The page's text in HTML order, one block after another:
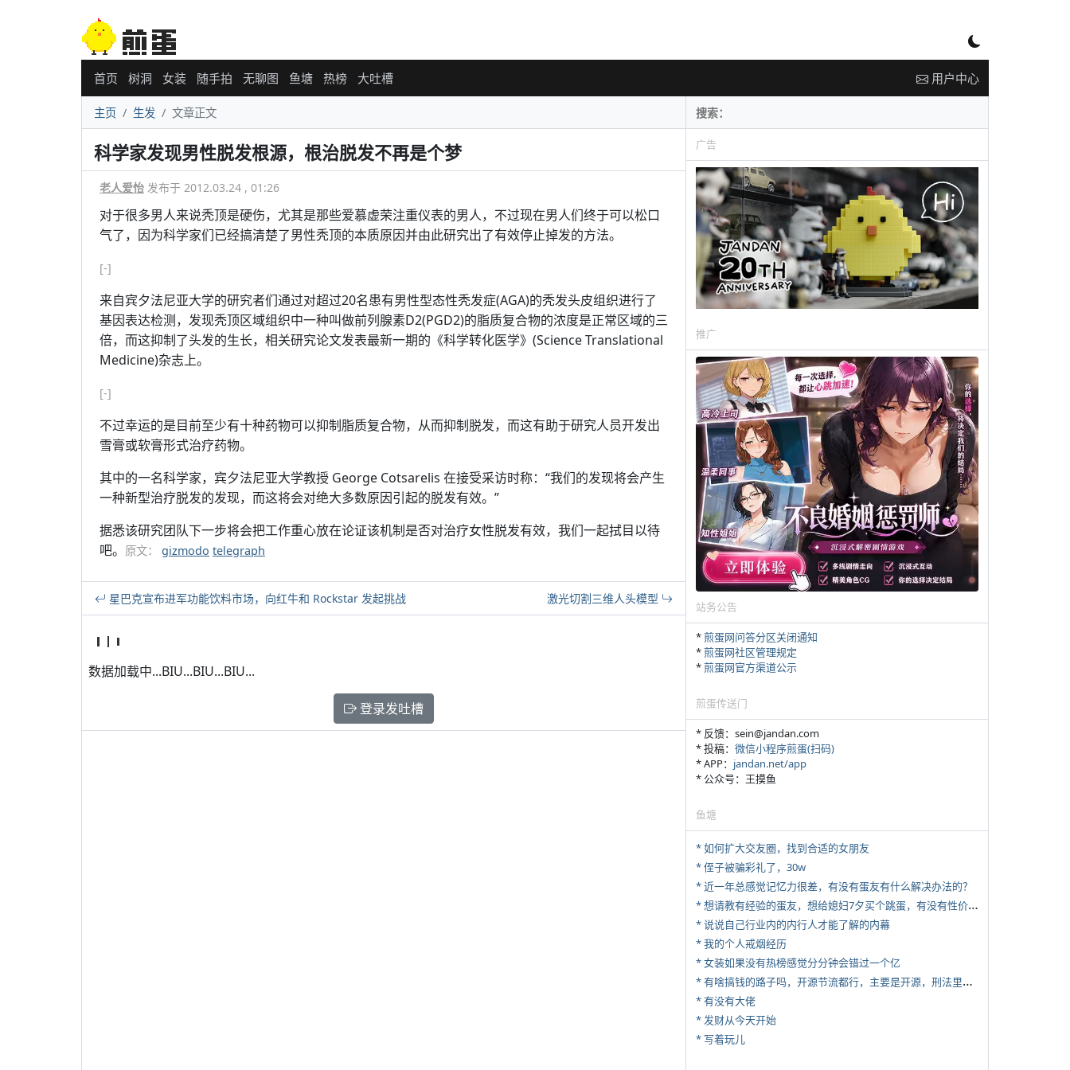
首页 树洞 女装 随手拍 无聊图 鱼塘 热榜 大吐槽 用户中心
主页 生发 文章正文
科学家发现男性脱发根源，根治脱发不再是个梦
老人爱怡 发布于 2012.03.24 , 01:26
对于很多男人来说秃顶是硬伤，尤其是那些爱慕虚荣注重仪表的男人，不过现在男人们终于可以松口
气了，因为科学家们已经搞清楚了男性秃顶的本质原因并由此研究出了有效停止掉发的方法。
[-]
来自宾夕法尼亚大学的研究者们通过对超过20名患有男性型态性秃发症(AGA)的秃发头皮组织进行了
基因表达检测，发现秃顶区域组织中一种叫做前列腺素D2(PGD2)的脂质复合物的浓度是正常区域的三
倍，而这抑制了头发的生长，相关研究论文发表最新一期的《科学转化医学》(Science Translational
Medicine)杂志上。
[-]
不过幸运的是目前至少有十种药物可以抑制脂质复合物，从而抑制脱发，而这有助于研究人员开发出
雪膏或软膏形式治疗药物。
其中的一名科学家，宾夕法尼亚大学教授 George Cotsarelis 在接受采访时称：“我们的发现将会产生
一种新型治疗脱发的发现，而这将会对绝大多数原因引起的脱发有效。”
据悉该研究团队下一步将会把工作重心放在论证该机制是否对治疗女性脱发有效，我们一起拭目以待
吧。 原文： gizmodo telegraph
星巴克宣布进军功能饮料市场，向红牛和 Rockstar 发起挑战 激光切割三维人头模型
数据加载中...BIU...BIU...BIU...
登录发吐槽
广告
推广
站务公告
*煎蛋网问答分区关闭通知
*煎蛋网社区管理规定
*煎蛋网官方渠道公示
煎蛋传送门
* 反馈：sein@jandan.com
* 投稿： 微信小程序煎蛋(扫码)
* APP： jandan.net/app
* 公众号：王摸鱼
鱼塘
* 如何扩大交友圈，找到合适的女朋友
* 侄子被骗彩礼了，30w
* 近一年总感觉记忆力很差，有没有蛋友有什么解决办法的？
*
想请教有经验的蛋友，想给媳妇7夕买个跳蛋，有没有性价比高的推荐
* 说说自己行业内的内行人才能了解的内幕
* 我的个人戒烟经历
* 女装如果没有热榜感觉分分钟会错过一个亿
*
有啥搞钱的路子吗，开源节流都行，主要是开源，刑法里的咱不做
* 有没有大佬
* 发财从今天开始
* 写着玩儿